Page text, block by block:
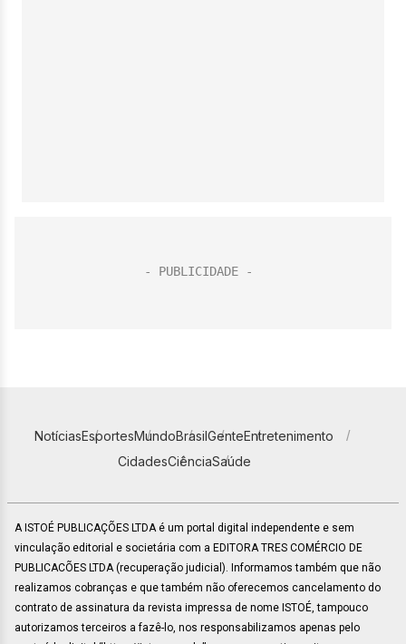
NotíciasEsportesMundoBrasilGenteEntretenimento
CidadesCiênciaSaúde
A ISTOÉ PUBLICAÇÕES LTDA é um portal digital independente e sem
vinculação editorial e societária com a EDITORA TRES COMÉRCIO DE
PUBLICACÕES LTDA (recuperação judicial). Informamos também que não
realizamos cobranças e que também não oferecemos cancelamento do
contrato de assinatura da revista impressa de nome ISTOÉ, tampouco
autorizamos terceiros a fazê-lo, nos responsabilizamos apenas pelo